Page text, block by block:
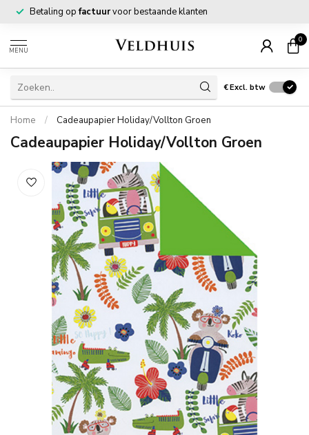
Betaling opfactuurvoor bestaande klanten
MENU
0
€Excl. btw
Home / Cadeaupapier Holiday/Vollton Groen
Cadeaupapier Holiday/Vollton Groen